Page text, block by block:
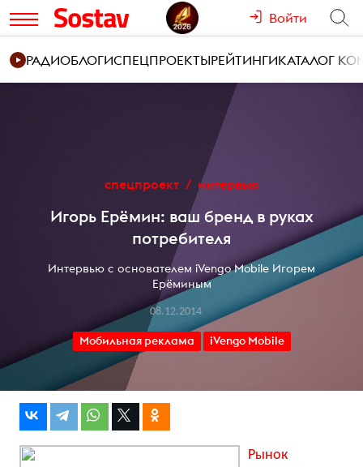
Войти
РАДИОБЛОГИСПЕЦПРОЕКТЫРЕЙТИНГИКАТАЛОГ
спецпроект интервью
Игорь Ерёмин: ваш бренд в руках
потребителя
Интервью с основателем iVengo Mobile Игорем
Ерёминым
08.12.2014
Мобильная реклама iVengo Mobile
Рынок